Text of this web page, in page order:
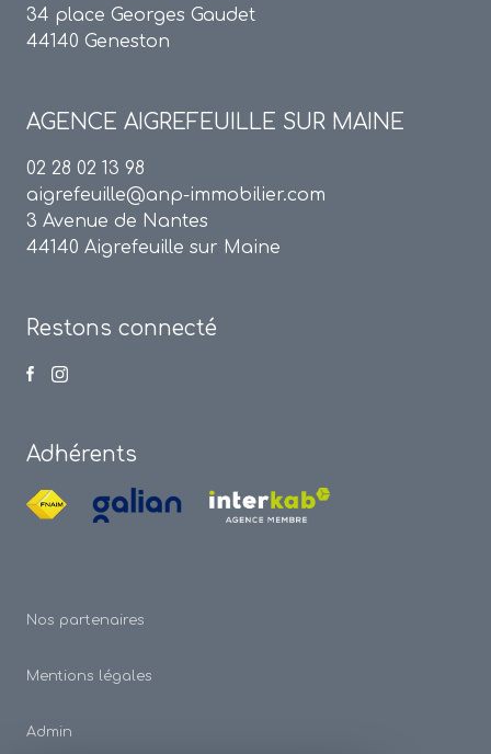
34 place Georges Gaudet
44140 Geneston
AGENCE AIGREFEUILLE SUR MAINE
02 28 02 13 98
aigrefeuille@anp-immobilier.com
3 Avenue de Nantes
44140 Aigrefeuille sur Maine
Restons connecté
Adhérents
Nos partenaires
Mentions légales
Admin